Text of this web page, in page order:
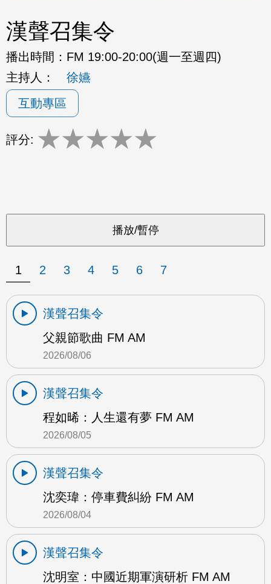
漢聲召集令
播出時間： FM 19:00-20:00(週一至週四)
主持人：
徐嬿
互動專區
評分: ★★★★★
1 2 3 4 5 6 7
漢聲召集令
父親節歌曲 FM AM
2026/08/06
漢聲召集令
程如晞：人生還有夢 FM AM
2026/08/05
漢聲召集令
沈奕瑋：停車費糾紛 FM AM
2026/08/04
漢聲召集令
沈明室：中國近期軍演研析 FM AM